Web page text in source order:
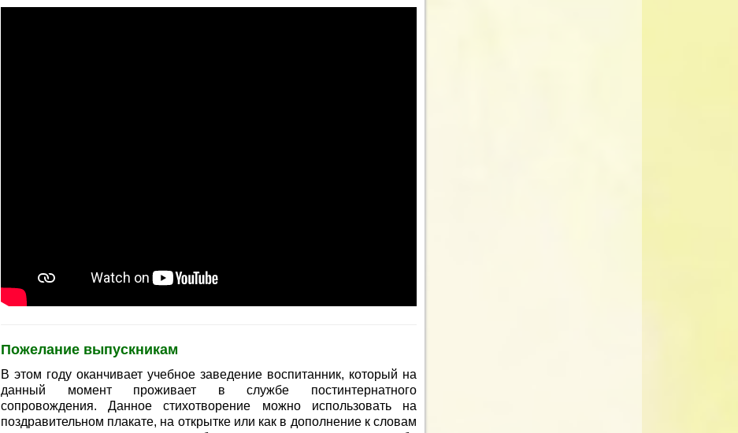
Пожелание выпускникам
В этом году оканчивает учебное заведение воспитанник, который на
данный момент проживает в службе постинтернатного
сопровождения. Данное стихотворение можно использовать на
поздравительном плакате, на открытке или как в дополнение к словам